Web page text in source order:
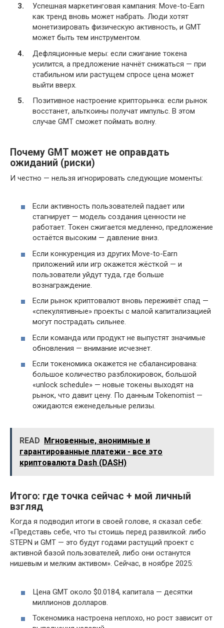
Успешная маркетинговая кампания: Move-to-Earn
как тренд вновь может набрать. Люди хотят
монетизировать физическую активность, и GMT
может быть тем инструментом.
Дефляционные меры: если сжигание токена
усилится, а предложение начнёт снижаться — при
стабильном или растущем спросе цена может
выйти вверх.
Позитивное настроение крипторынка: если рынок
восстанет, альткоины получат импульс. В этом
случае GMT сможет поймать волну.
Почему GMT может не оправдать
ожиданий (риски)
И честно — нельзя игнорировать следующие моменты:
Если активность пользователей падает или
стагнирует — модель создания ценности не
работает. Токен сжигается медленно, предложение
остаётся высоким — давление вниз.
Если конкуренция из других Move-to-Earn
приложений или игр окажется жёсткой — и
пользователи уйдут туда, где больше
вознаграждение.
Если рынок криптовалют вновь переживёт спад —
«спекулятивные» проекты с малой капитализацией
могут пострадать сильнее.
Если команда или продукт не выпустят значимые
обновления — внимание исчезнет.
Если токеномика окажется не сбалансирована:
большое количество разблокировок, большой
«unlock schedule» — новые токены выходят на
рынок, что давит цену. По данным Tokenomist —
ожидаются еженедельные релизы.
READ
Мгновенные, анонимные и
гарантированные платежи - все это
криптовалюта Dash (DASH)
Итого: где точка сейчас + мой личный
взгляд
Когда я подводил итоги в своей голове, я сказал себе:
«Представь себе, что ты стоишь перед развилкой: либо
STEPN и GMT — это будут годами растущий проект с
активной базой пользователей, либо они останутся
нишевым и мелким активом». Сейчас, в ноябре 2025:
Цена GMT около $0.0184, капитала — десятки
миллионов долларов.
Токеномика настроена неплохо, но рост зависит от